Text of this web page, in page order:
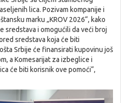
lica. Pozivam kompanije i
marku „KROV 2026“, kako
sredstava i omogućili da veći broj
sredstava koja će biti
Srbije će finansirati kupovinu još
a Komesarijat za izbeglice i
će biti korisnik ove pomoći“,